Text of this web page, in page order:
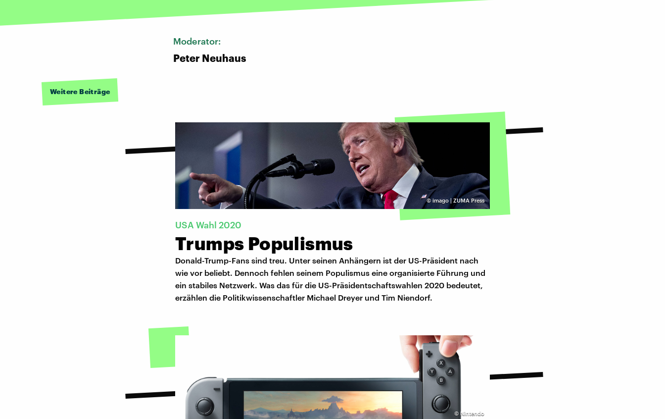
Moderator:
Peter Neuhaus
Weitere Beiträge
© imago | ZUMA Press
USA Wahl 2020
Trumps Populismus
Donald-Trump-Fans sind treu. Unter seinen Anhängern ist der US-Präsident nach
wie vor beliebt. Dennoch fehlen seinem Populismus eine organisierte Führung und
ein stabiles Netzwerk. Was das für die US-Präsidentschaftswahlen 2020 bedeutet,
erzählen die Politikwissenschaftler Michael Dreyer und Tim Niendorf.
© Nintendo